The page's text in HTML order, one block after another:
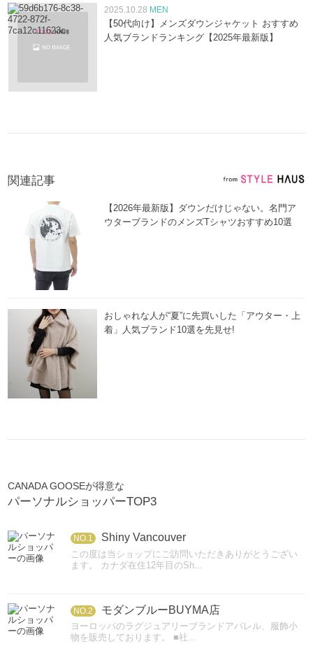
2025.10.28 MEN
【50代向け】メンズダウンジャケット おすすめ
人気ブランドランキング【2025年最新版】
関連記事
【2026年最新版】ダウンだけじゃない。名門ア
ウターブランドのメンズTシャツおすすめ10選
おしゃれな人が“夏”に先買いした「アウター・上
着」人気ブランド10選を先見せ!
CANADA GOOSEが得意な
パーソナルショッパーTOP3
NO.1 Shiny Vancouver
この度は当ショップにご訪問いただきありがとうござい
ます。 カナダ在住12年目のSh...
NO.2 モダンブルーBUYMA店
ヨーロッパのラグジュアリーブランドアパレル、服飾小
物を販売しております。 ■社...